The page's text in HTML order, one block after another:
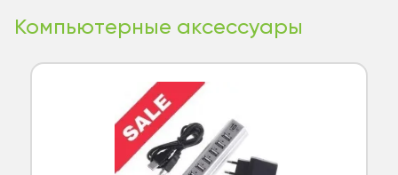
Компьютерные аксессуары